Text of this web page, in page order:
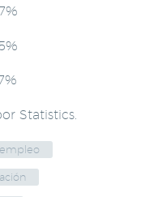
Statistics.